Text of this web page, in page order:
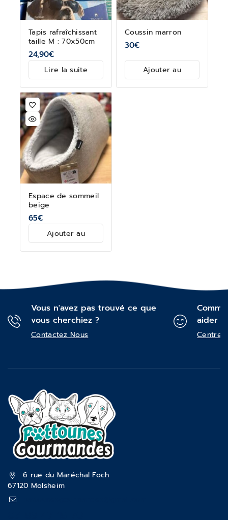
Tapis rafraîchissant
taille M : 70x50cm
24,90€
Lire la suite
Coussin marron
30€
Ajouter au
Espace de sommeil
beige
65€
Ajouter au
Vous n'avez pas trouvé ce que
vous cherchiez ?
Contactez Nous
aider ?
Centre
6 rue du Maréchal Foch
67120 Molsheim